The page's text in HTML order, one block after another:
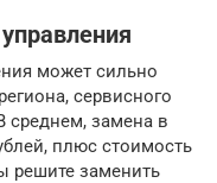
может сильно
сервисного
среднем, замена в
плюс стоимость
решите заменить